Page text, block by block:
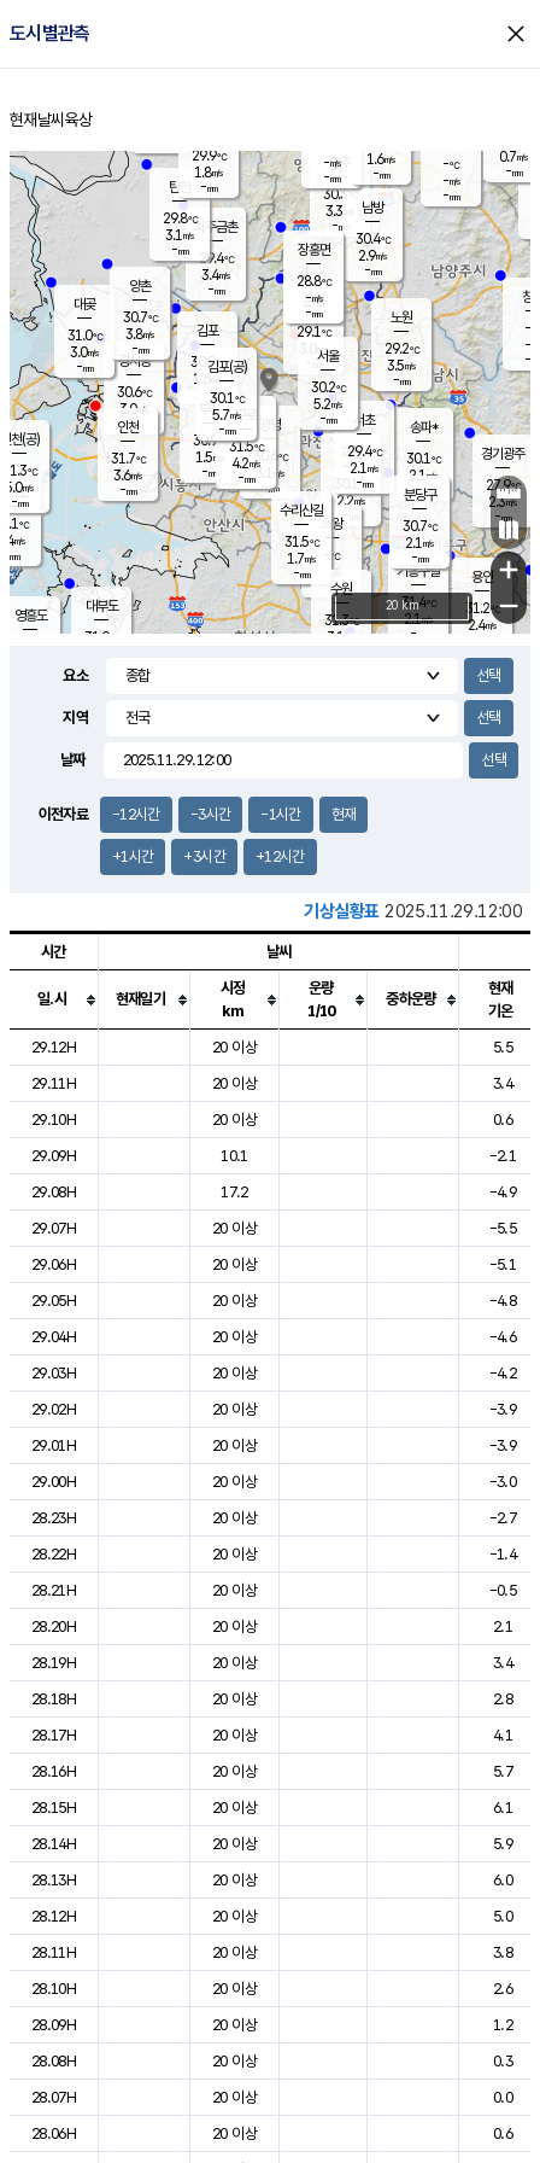
도시별관측 close
홈
현재날씨 육상
의도
℃
m/s
mm
영흥도
양주
30.3℃
3.3
-mm
과천
30.1℃
2.2m/s
- mm
용인
31.2℃
2.4m/s
경기광주
27.9℃
2.3m/s
-mm
3.7m/s
대부도
31.0
경서동
30.6℃
3.0m/s
-mm
파주금촌
29.4℃
3.4m/s
-mm
-℃
-m/s
-mm
대곶
31.0℃
3.0m/s
-mm
창
-
-m/
-
탄현
29.8℃
3.1 m/s
-mm
0.7m/s
-mm
의왕
- ℃
m/s
mm
김포
30.5℃
1.6 m/s
mm
광명
30.6 ℃
3.1 m/s
-mm
부천
30.9℃
1.5m/s
-mm
양촌
30.7℃
3.8m/s
-mm
구로
31.5℃
4.2m/s
-mm
은평
29.1℃
3.0 m/s
- mm
노원
29.2℃
3.5m/s
-mm
송파*
30.1℃
2.1 m/s
-mm
서초
29.4℃
2.1 m/s
-mm
남방
30.4℃
2.9m/s
-mm
기흥구갈
31.4℃
2.1m/s
-
수리산길
31.5℃
1.7m/s
-mm
분당구
30.7℃
2.1 m/s
-mm
장흥면
28.8℃
-m/s
-mm
-m/s
-mm
인천(공)
31.3℃
5.0m/s
-mm
김포(공)
30.1℃
5.7m/s
-mm
수원
31.3℃
3.1 m/s
인천
31.7℃
3.6m/s
-mm
서울
30.2℃
5.2m/s
-mm
29.9℃
1.8m/s
-mm
1.6m/s
-mm
+
−
20 km
요소
지역
날짜
이전자료 -12시간 -3시간 -1시간 현재
+1시간 +3시간 +12시간
기상실황표 2025.11.29.12:00
도시별 기상실황표로 지점, 날씨, 기온, 강수, 바람, 기압등을 안내한 표입
시간 날씨
일.시 현재일기
시정
km
운량
1/10
중하운량
현재
기온
29.12H
20 이상
5.5
29.11H
20 이상
3.4
29.10H
20 이상
0.6
29.09H
10.1
-2.1
29.08H
17.2
-4.9
29.07H
20 이상
-5.5
29.06H
20 이상
-5.1
29.05H
20 이상
-4.8
29.04H
20 이상
-4.6
29.03H
20 이상
-4.2
29.02H
20 이상
-3.9
29.01H
20 이상
-3.9
29.00H
20 이상
-3.0
28.23H
20 이상
-2.7
28.22H
20 이상
-1.4
28.21H
20 이상
-0.5
28.20H
20 이상
2.1
28.19H
20 이상
3.4
28.18H
20 이상
2.8
28.17H
20 이상
4.1
28.16H
20 이상
5.7
28.15H
20 이상
6.1
28.14H
20 이상
5.9
28.13H
20 이상
6.0
28.12H
20 이상
5.0
28.11H
20 이상
3.8
28.10H
20 이상
2.6
28.09H
20 이상
1.2
28.08H
20 이상
0.3
28.07H
20 이상
0.0
28.06H
20 이상
0.6